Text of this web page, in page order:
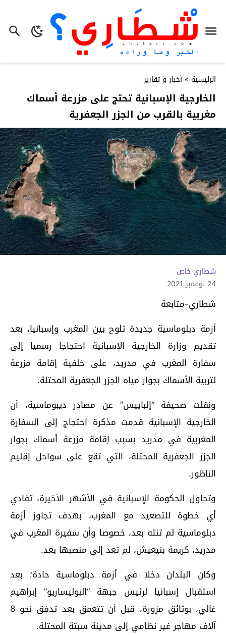
الرئيسية » أخبار و تقارير
الخارجية الإسبانية تحتج على مزرعة أسماك
مغربية بالقرب من الجزر الجعفرية
شطاري خاص
24 نوفمبر 2021
شطاري-متابعة
أزمة دبلوماسية جديدة تلوح بين المغرب وإسبانيا، بعد
تقديم وزارة الخارجية الإسبانية احتجاجا رسميا إلى
سفارة المغرب في مدريد، على خلفية إقامة مزرعة
لتربية الأسماك بجوار مياه الجزر الجعفرية المحتلة.
ونقلت صحيفة “إلباييس” عن مصادر ديبوماسية، أن
الخارجية الإسبانية قدمت مذكرة احتجاج إلى السفارة
المغربية في مدريد بسبب إقامة مزرعة أسماك بجوار
الجزر الجعفرية المحتلة، التي تقع على سواحل إقليم
الناظور.
وتحاول الحكومة الإسبانية في الأشهر الأخيرة، تفادي
أي خطوة للتصعيد مع المغرب، بهدف تجاوز أزمة
دبلوماسية لم تنته بعد، خصوصا وأن سفيرة المغرب في
مدريد، كريمة بنيعيش، لم تعد إلى منصبها بعد.
وكان البلدان دخلا في أزمة دبلوماسية حادة؛ بعد
استقبال إسبانيا لرئيس جبهة “البوليساريو” إبراهيم
غالي، بوثائق مزورة، قبل أن تتعمق بعد تدفق نحو 8
آلاف مهاجر غير نظامي إلى مدينة سبتة المحتلة.